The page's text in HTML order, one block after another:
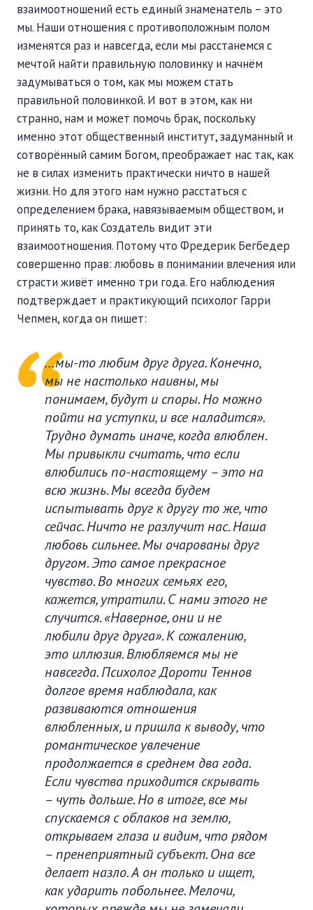
взаимоотношений есть единый знаменатель – это
мы. Наши отношения с противоположным полом
изменятся раз и навсегда, если мы расстанемся с
мечтой найти правильную половинку и начнём
задумываться о том, как мы можем стать
правильной половинкой. И вот в этом, как ни
странно, нам и может помочь брак, поскольку
именно этот общественный институт, задуманный и
сотворённый самим Богом, преображает нас так, как
не в силах изменить практически ничто в нашей
жизни. Но для этого нам нужно расстаться с
определением брака, навязываемым обществом, и
принять то, как Создатель видит эти
взаимоотношения. Потому что Фредерик Бегбедер
совершенно прав: любовь в понимании влечения или
страсти живёт именно три года. Его наблюдения
подтверждает и практикующий психолог Гарри
Чепмен, когда он пишет:
…мы-то любим друг друга. Конечно,
мы не настолько наивны, мы
понимаем, будут и споры. Но можно
пойти на уступки, и все наладится».
Трудно думать иначе, когда влюблен.
Мы привыкли считать, что если
влюбились по-настоящему – это на
всю жизнь. Мы всегда будем
испытывать друг к другу то же, что
сейчас. Ничто не разлучит нас. Наша
любовь сильнее. Мы очарованы друг
другом. Это самое прекрасное
чувство. Во многих семьях его,
кажется, утратили. С нами этого не
случится. «Наверное, они и не
любили друг друга». К сожалению,
это иллюзия. Влюбляемся мы не
навсегда. Психолог Дороти Теннов
долгое время наблюдала, как
развиваются отношения
влюбленных, и пришла к выводу, что
романтическое увлечение
продолжается в среднем два года.
Если чувства приходится скрывать
– чуть дольше. Но в итоге, все мы
спускаемся с облаков на землю,
открываем глаза и видим, что рядом
– пренеприятный субъект. Она все
делает назло. А он только и ищет,
как ударить побольнее. Мелочи,